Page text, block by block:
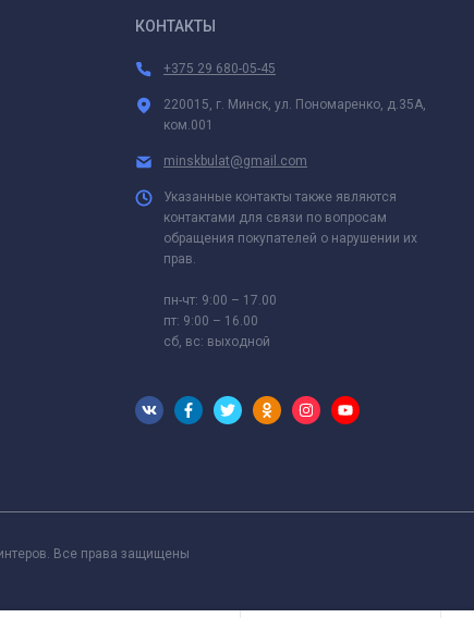
КОНТАКТЫ
+375 29 680-05-45
220015, г. Минск, ул. Пономаренко, д.35А,
ком.001
minskbulat@gmail.com
Указанные контакты также являются
контактами для связи по вопросам
обращения покупателей о нарушении их
прав.
пн-чт: 9:00 – 17.00
пт: 9:00 – 16.00
сб, вс: выходной
Все права защищены